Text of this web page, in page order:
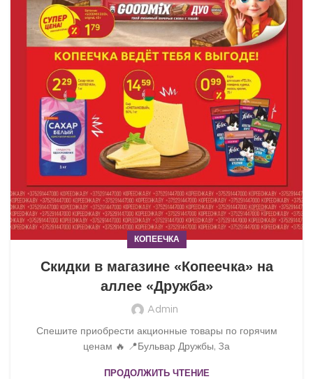
КОПЕЕЧКА
Скидки в магазине «Копеечка» на
аллее «Дружба»
Admin
Спешите приобрести акционные товары по горячим
ценам 🔥 📍Бульвар Дружбы, 3а
ПРОДОЛЖИТЬ ЧТЕНИЕ